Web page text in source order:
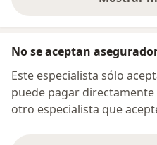
No se aceptan
Este especialista sólo
puede pagar
otro especialista que